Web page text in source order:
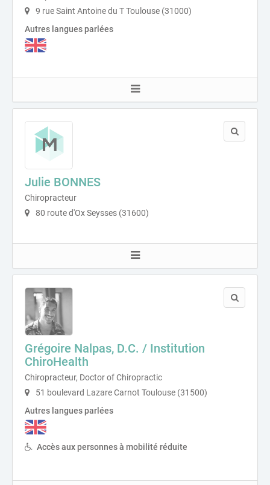
9 rue Saint Antoine du T Toulouse (31000)
Autres langues parlées
Julie BONNES
Chiropracteur
80 route d'Ox Seysses (31600)
Grégoire Nalpas, D.C. / Institution
ChiroHealth
Chiropracteur, Doctor of Chiropractic
51 boulevard Lazare Carnot Toulouse (31500)
Autres langues parlées
Accès aux personnes à mobilité réduite